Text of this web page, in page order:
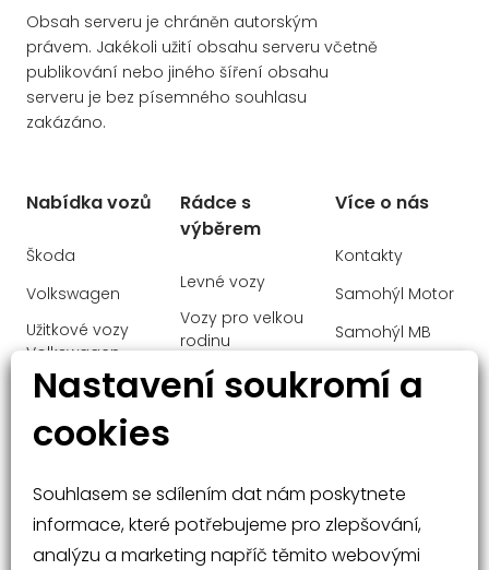
loketní opěrka zadní
Maxi Dot
malý kožený paket
dělená zadní sedadla
Asistent rozjezdu do kopce
El. sklopná zrcátka
Bluetooth
El. ovládané 5. dveře
Start-stop systém
jízdním pruhu
USB
vyhřívaný volant
Obsah serveru je chráněn autorským
právem. Jakékoli užití obsahu serveru včetně
publikování nebo jiného šíření obsahu
serveru je bez písemného souhlasu
zakázáno.
Nabídka vozů
Škoda
Volkswagen
Užitkové vozy
Volkswagen
Audi
Mercedes-Benz
Rádce s
výběrem
Levné vozy
Vozy pro velkou
rodinu
Manažerské
vozy
SUV
Více o nás
Kontakty
Samohýl Motor
Samohýl MB
Ochrana
osobních údajů
Nastavení soukromí a
cookies
Souhlasem se sdílením dat nám poskytnete
informace, které potřebujeme pro zlepšování,
analýzu a marketing napříč těmito webovými